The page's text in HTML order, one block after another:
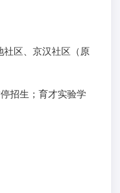
社区、京汉社区（原
招生；育才实验学